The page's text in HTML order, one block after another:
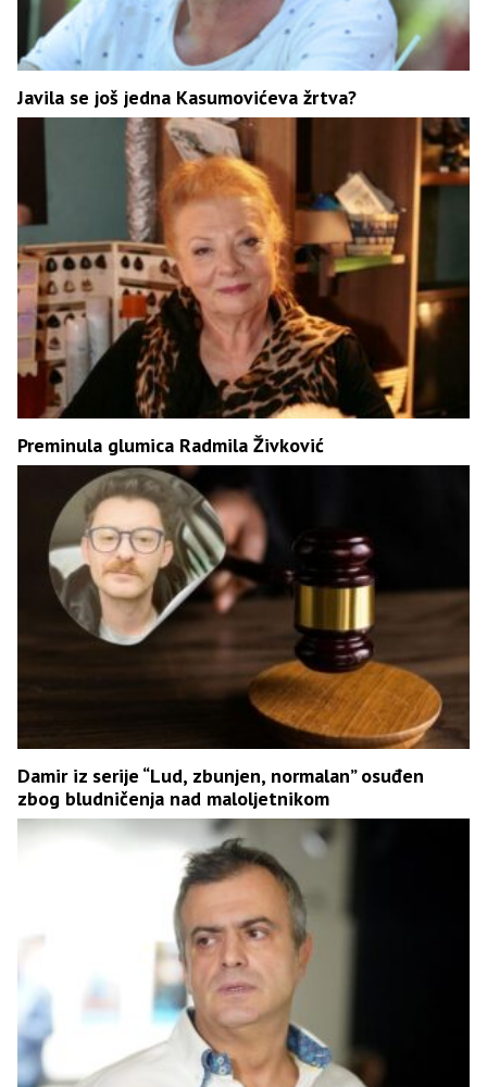
Javila se još jedna Kasumovićeva žrtva?
Preminula glumica Radmila Živković
Damir iz serije “Lud, zbunjen, normalan” osuđen
zbog bludničenja nad maloljetnikom